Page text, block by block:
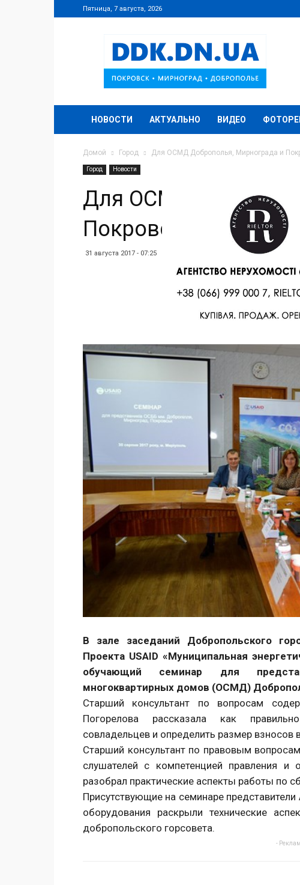
Пятница, 7 августа, 2026
DDK.DN.UA
НОВОСТИ АКТУАЛЬНО ВИДЕО
Домой Город Для ОСМД Доброполья, Мирнограда и
Город Новости
Для ОСМД
Покровска провели
31 августа 2017 - 07:25
В зале заседаний Добропольского
Проекта USAID «Муниципальная
обучающий семинар для
многоквартирных домов (ОСМД)
Старший консультант по вопросам
Погорелова рассказала как
совладельцев и определить размер
Старший консультант по правовым
слушателей с компетенцией правления
разобрал практические аспекты работы по
Присутствующие на семинаре
оборудования раскрыли технические
добропольского горсовета.
-